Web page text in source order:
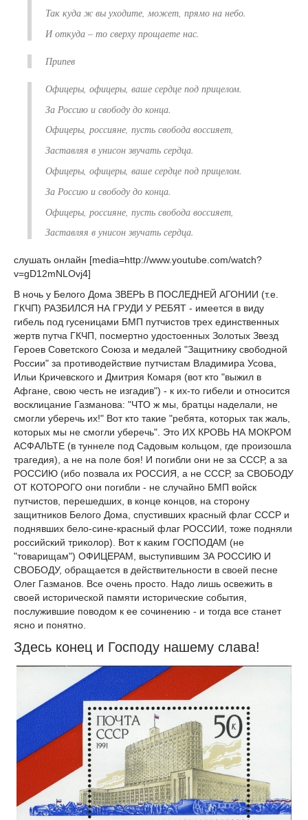
Так куда ж вы уходите, может, прямо на небо.
И откуда – то сверху прощаете нас.
Припев
Офицеры, офицеры, ваше сердце под прицелом.
За Россию и свободу до конца.
Офицеры, россияне, пусть свобода воссияет,
Заставляя в унисон звучать сердца.
Офицеры, офицеры, ваше сердце под прицелом.
За Россию и свободу до конца.
Офицеры, россияне, пусть свобода воссияет,
Заставляя в унисон звучать сердца.
слушать онлайн [media=http://www.youtube.com/watch?
v=gD12mNLOvj4]
В ночь у Белого Дома ЗВЕРЬ В ПОСЛЕДНЕЙ АГОНИИ (т.е.
ГКЧП) РАЗБИЛСЯ НА ГРУДИ У РЕБЯТ - имеется в виду
гибель под гусеницами БМП путчистов трех единственных
жертв путча ГКЧП, посмертно удостоенных Золотых Звезд
Героев Советского Союза и медалей "Защитнику свободной
России" за противодействие путчистам Владимира Усова,
Ильи Кричевского и Дмитрия Комаря (вот кто "выжил в
Афгане, свою честь не изгадив") - к их-то гибели и относится
восклицание Газманова: "ЧТО ж мы, братцы наделали, не
смогли уберечь их!" Вот кто такие "ребята, которых так жаль,
которых мы не смогли уберечь". Это ИХ КРОВЬ НА МОКРОМ
АСФАЛЬТЕ (в туннеле под Садовым кольцом, где произошла
трагедия), а не на поле боя! И погибли они не за СССР, а за
РОССИЮ (ибо позвала их РОССИЯ, а не СССР, за СВОБОДУ
ОТ КОТОРОГО они погибли - не случайно БМП войск
путчистов, перешедших, в конце концов, на сторону
защитников Белого Дома, спустивших красный флаг СССР и
поднявших бело-сине-красный флаг РОССИИ, тоже подняли
российский триколор). Вот к каким ГОСПОДАМ (не
"товарищам") ОФИЦЕРАМ, выступившим ЗА РОССИЮ И
СВОБОДУ, обращается в действительности в своей песне
Олег Газманов. Все очень просто. Надо лишь освежить в
своей исторической памяти исторические события,
послужившие поводом к ее сочинению - и тогда все станет
ясно и понятно.
Здесь конец и Господу нашему слава!